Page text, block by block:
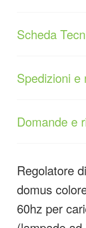
Scheda
Spedizioni e
Domande e
Regolatore
domus
60hz per